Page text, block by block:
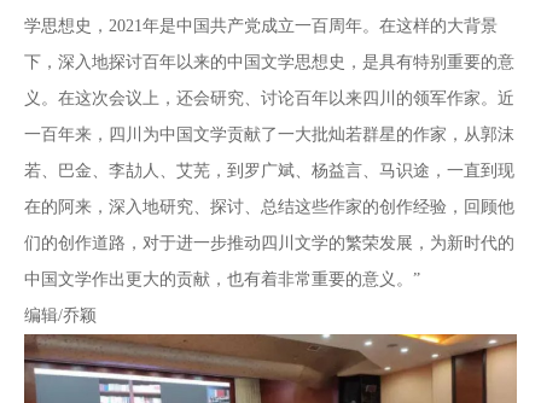
学思想史，2021年是中国共产党成立一百周年。在这样的大背景
下，深入地探讨百年以来的中国文学思想史，是具有特别重要的意
义。在这次会议上，还会研究、讨论百年以来四川的领军作家。近
一百年来，四川为中国文学贡献了一大批灿若群星的作家，从郭沫
若、巴金、李劼人、艾芜，到罗广斌、杨益言、马识途，一直到现
在的阿来，深入地研究、探讨、总结这些作家的创作经验，回顾他
们的创作道路，对于进一步推动四川文学的繁荣发展，为新时代的
中国文学作出更大的贡献，也有着非常重要的意义。”
编辑/乔颖